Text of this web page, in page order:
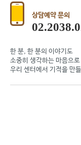
상담예약 문의
한 분, 한 분의 이야기도
소중히 생각하는 마음으로
우리 센터에서 기적을 만